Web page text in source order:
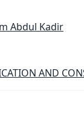
Abdul Kadir
AND